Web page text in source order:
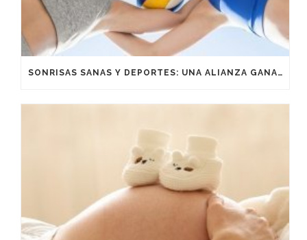
SONRISAS SANAS Y DEPORTES: UNA ALIANZA GANADORA